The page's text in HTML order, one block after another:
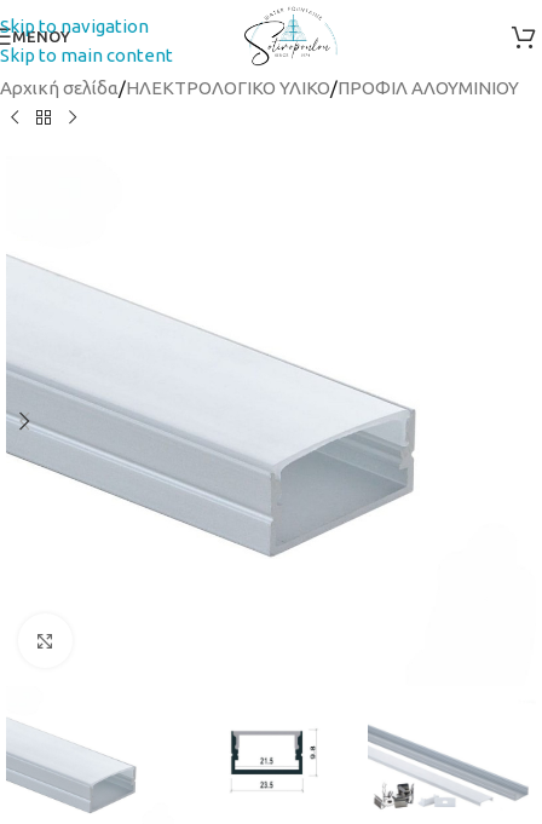
Skip to navigation
Skip to main content
ΜΕΝΟΥ
Αρχική σελίδα/ΗΛΕΚΤΡΟΛΟΓΙΚΟ ΥΛΙΚΟ/ΠΡΟΦΙΛ ΑΛΟΥΜΙΝΙΟΥ